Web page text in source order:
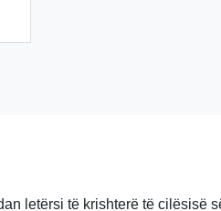
letërsi të krishterë të cilësisë